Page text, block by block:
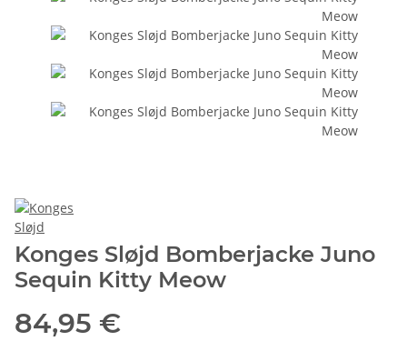
Konges Sløjd Bomberjacke Juno
Sequin Kitty Meow
84,95 €